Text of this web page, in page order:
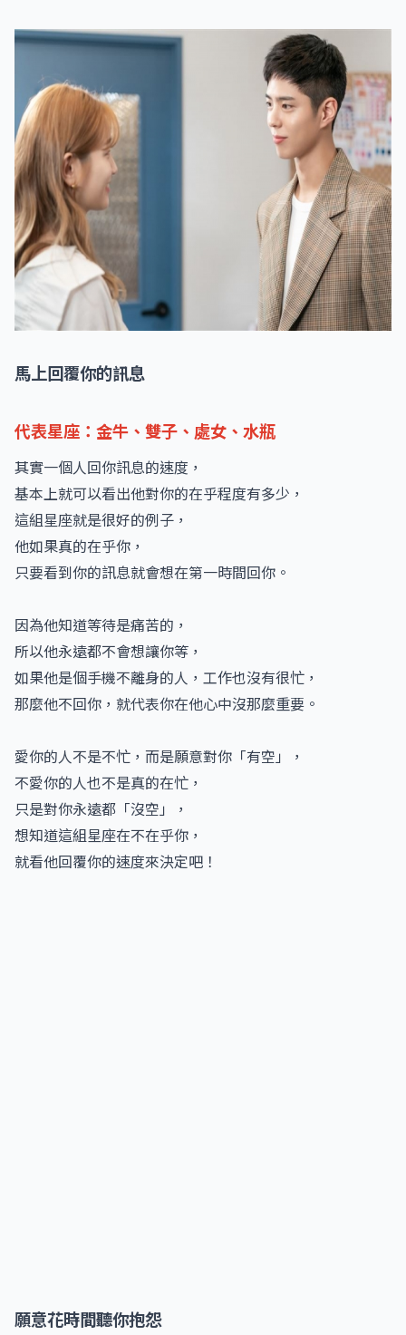
馬上回覆你的訊息
代表星座：金牛、雙子、處女、水瓶
其實一個人回你訊息的速度，
基本上就可以看出他對你的在乎程度有多少，
這組星座就是很好的例子，
他如果真的在乎你，
只要看到你的訊息就會想在第一時間回你。
因為他知道等待是痛苦的，
所以他永遠都不會想讓你等，
如果他是個手機不離身的人，工作也沒有很忙，
那麼他不回你，就代表你在他心中沒那麼重要。
愛你的人不是不忙，而是願意對你「有空」，
不愛你的人也不是真的在忙，
只是對你永遠都「沒空」，
想知道這組星座在不在乎你，
就看他回覆你的速度來決定吧！
願意花時間聽你抱怨